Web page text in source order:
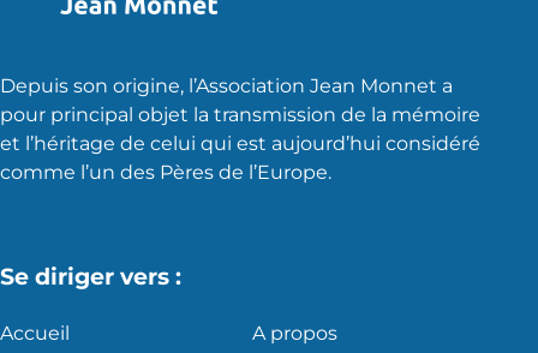
Depuis son origine, l’Association Jean Monnet a
pour principal objet la transmission de la mémoire
et l’héritage de celui qui est aujourd’hui considéré
comme l’un des Pères de l’Europe.
Se diriger vers :
Accueil A propos